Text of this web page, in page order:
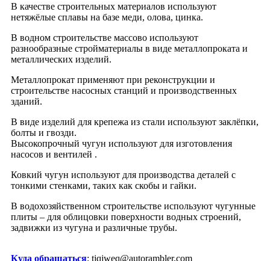
В качестве строительных материалов используют
нетяжёлые сплавы на базе меди, олова, цинка.
В водном строительстве массово используют
разнообразные стройматериалы в виде металлопроката и
металлических изделий.
Металлопрокат применяют при реконструкции и
строительстве насосных станций и производственных
зданий.
В виде изделий для крепежа из стали используют заклёпки,
болты и гвозди.
Высокопрочный чугун используют для изготовления
насосов и вентилей .
Ковкий чугун используют для производства деталей с
тонкими стенками, таких как скобы и гайки.
В водохозяйственном строительстве используют чугунные
плиты – для облицовки поверхности водных строений,
задвижки из чугуна и различные трубы.
Куда обращаться: tjqjweq@autorambler.com